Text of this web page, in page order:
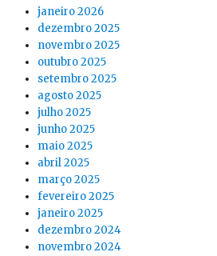
janeiro 2026
dezembro 2025
novembro 2025
outubro 2025
setembro 2025
agosto 2025
julho 2025
junho 2025
maio 2025
abril 2025
março 2025
fevereiro 2025
janeiro 2025
dezembro 2024
novembro 2024